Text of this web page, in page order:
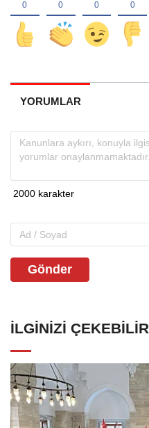
YORUMLAR
Gönder
İLGINIZI ÇEKEBILIR